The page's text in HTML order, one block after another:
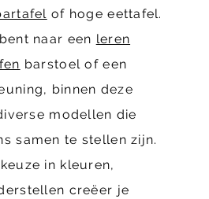
of hoge eettafel.
naar een leren
barstoel of een
binnen deze
modellen die
samen te stellen zijn.
in kleuren,
creëer je